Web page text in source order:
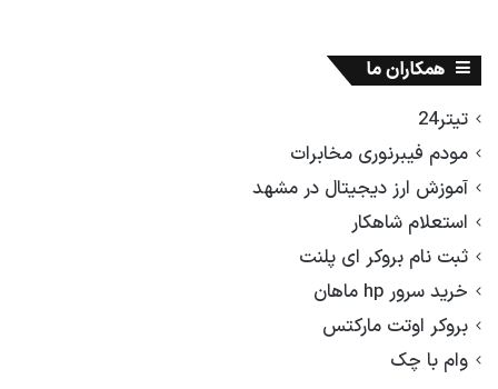
همکاران ما
تیتر24
مودم فیبرنوری مخابرات
آموزش ارز دیجیتال در مشهد
استعلام شاهکار
ثبت نام بروکر ای پلنت
خرید سرور hp ماهان
بروکر اوتت مارکتس
وام با چک